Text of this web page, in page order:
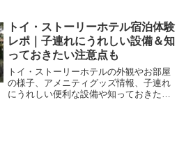
トイ・ストーリーホテル宿泊体験
レポ｜子連れにうれしい設備＆知
っておきたい注意点も
トイ・ストーリーホテルの外観やお部屋
の様子、アメニティグッズ情報、子連れ
にうれしい便利な設備や知っておきたい